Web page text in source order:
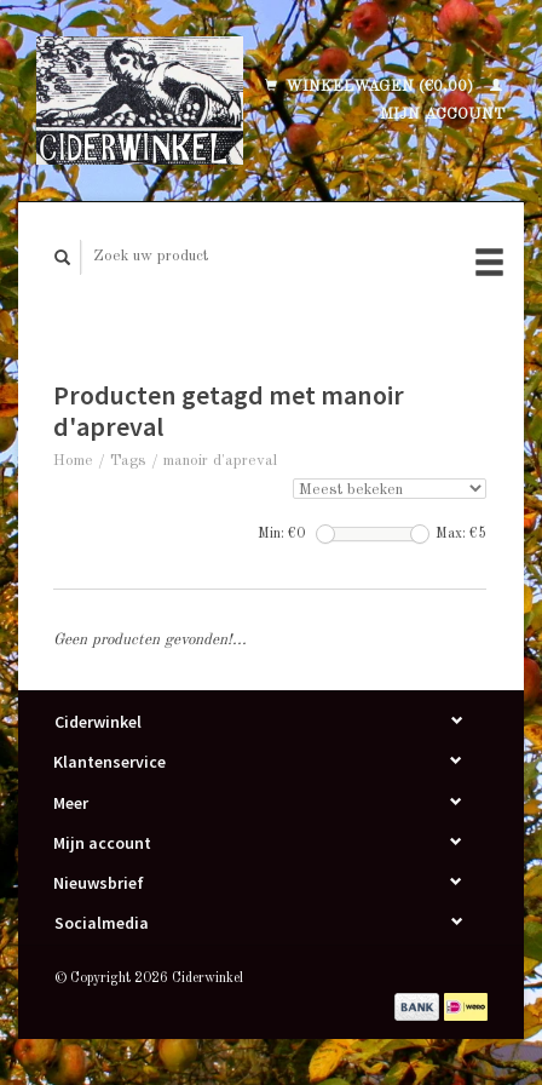
WINKELWAGEN (€0,00)
MIJN ACCOUNT
Producten getagd met manoir
d'apreval
Home / Tags / manoir d'apreval
Min: €0 Max: €5
Geen producten gevonden!...
Ciderwinkel
Klantenservice
Meer
Mijn account
Nieuwsbrief
Socialmedia
© Copyright 2026 Ciderwinkel